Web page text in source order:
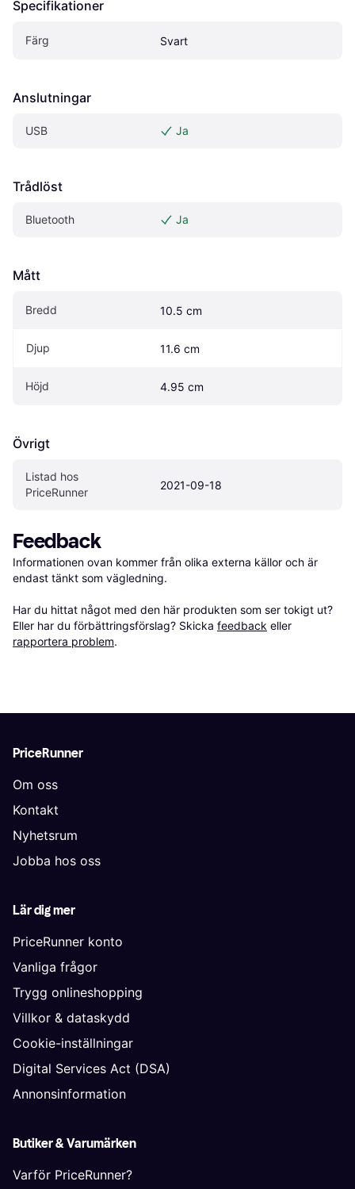
Specifikationer
Färg Svart
Anslutningar
USB Ja
Trådlöst
Bluetooth Ja
Mått
Bredd 10.5 cm
Djup 11.6 cm
Höjd 4.95 cm
Övrigt
Listad hos
PriceRunner
2021-09-18
Feedback
Informationen ovan kommer från olika externa källor och är
endast tänkt som vägledning.
Har du hittat något med den här produkten som ser tokigt ut?
Eller har du förbättringsförslag? Skicka feedback eller
rapportera problem.
PriceRunner
Om oss
Kontakt
Nyhetsrum
Jobba hos oss
Lär dig mer
PriceRunner konto
Vanliga frågor
Trygg onlineshopping
Villkor & dataskydd
Cookie-inställningar
Digital Services Act (DSA)
Annonsinformation
Butiker & Varumärken
Varför PriceRunner?